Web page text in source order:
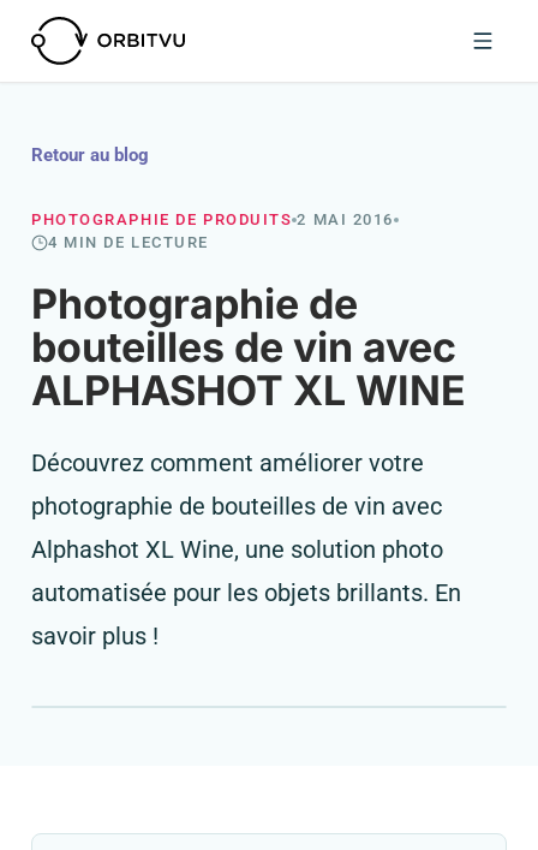
Retour au blog
PHOTOGRAPHIE DE PRODUITS 2 MAI 2016
4 MIN DE LECTURE
Photographie de
bouteilles de vin avec
ALPHASHOT XL WINE
Découvrez comment améliorer votre
photographie de bouteilles de vin avec
Alphashot XL Wine, une solution photo
automatisée pour les objets brillants. En
savoir plus !